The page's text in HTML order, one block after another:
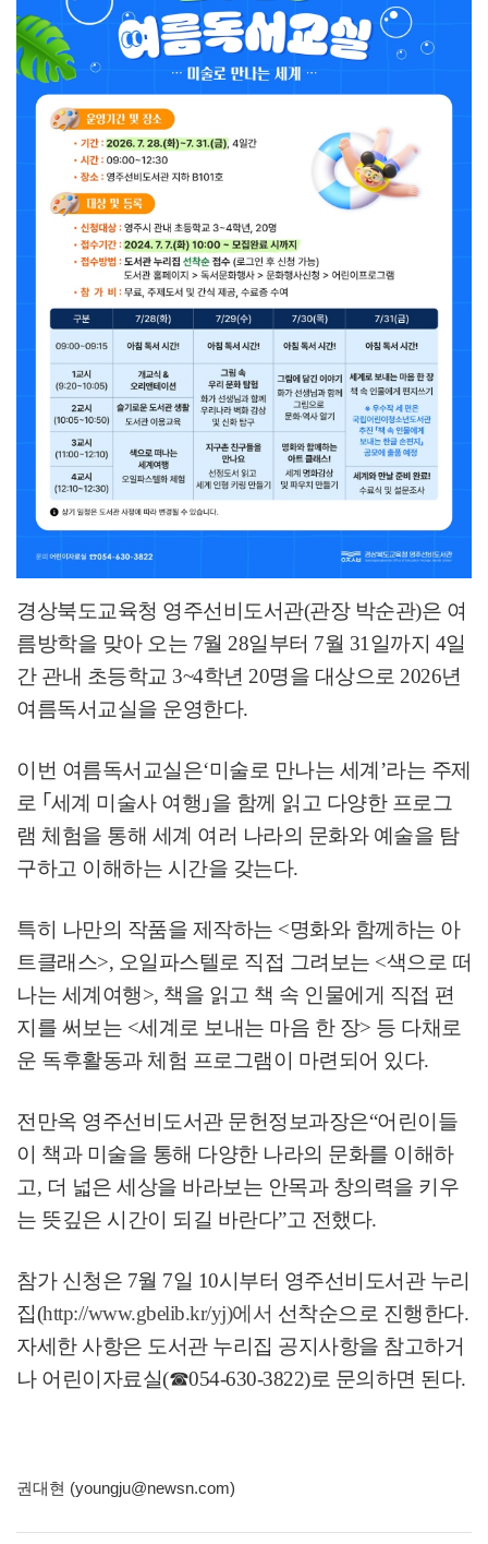
경상북도교육청 영주선비도서관(관장 박순관)은 여
름방학을 맞아 오는 7월 28일부터 7월 31 일까지 4일
간 관내 초등학교 3~4학년 20명을 대상으로 2026년
여름독서교실을 운영한다.
이번 여름독서교실은‘미술로 만나는 세계’라는 주제
로 ｢세계 미술사 여행 ｣을 함께 읽고 다양한 프로그
램 체험을 통해 세계 여러 나라의 문화와 예술을 탐
구하고 이해하는 시간을 갖는다.
특히 나만의 작품을 제작하는 <명화와 함께하는 아
트클래스>, 오일파스텔로 직접 그려보는 <색으로 떠
나는 세계여행>, 책을 읽고 책 속 인물에게 직접 편
지를 써보는 <세계로 보내는 마음 한 장> 등 다채로
운 독후활동과 체험 프로그램이 마련되어 있다.
전만옥 영주선비도서관 문헌정보과장은“어린이들
이 책과 미술을 통해 다양한 나라의 문화를 이해하
고, 더 넓은 세상을 바라보는 안목과 창의력을 키우
는 뜻깊은 시간이 되길 바란다”고 전했다.
참가 신청은 7월 7일 10시부터 영주선비도서관 누리
집(http://www.gbelib.kr/yj)에서 선착순으로 진행한다.
자세한 사항은 도서관 누리집 공지사항을 참고하거
나 어린이자료실(☎054-630-3822)로 문의하면 된다.
권대현 (youngju@newsn.com)